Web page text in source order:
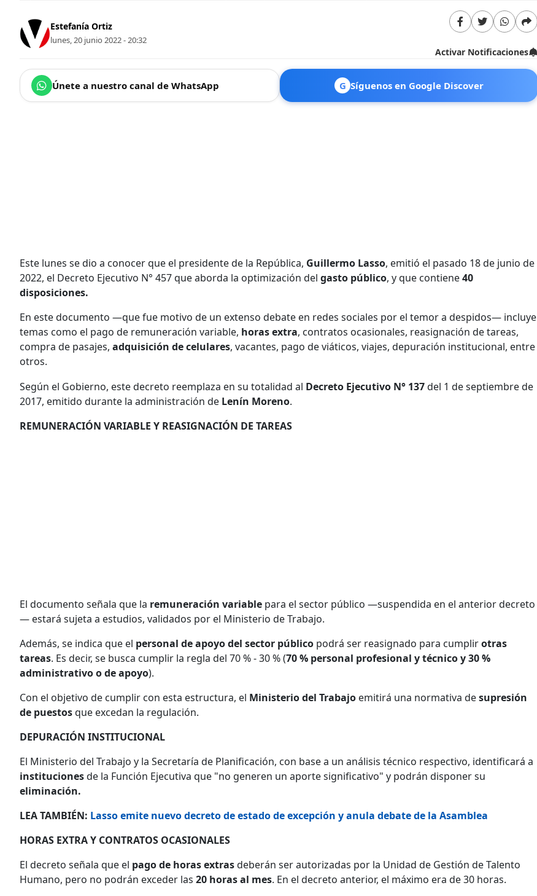
Estefanía Ortiz
lunes, 20 junio 2022 - 20:32
Activar Notificaciones
Únete a nuestro canal de WhatsApp G Síguenos en Google Discover
Este lunes se dio a conocer que el presidente de la República, Guillermo Lasso, emitió el pasado 18 de junio de
2022, el Decreto Ejecutivo N° 457 que aborda la optimización del gasto público, y que contiene40
disposiciones.
En este documento —que fue motivo de un extenso debate en redes sociales por el temor a despidos— incluye
temas como el pago de remuneración variable, horas extra, contratos ocasionales, reasignación de tareas,
compra de pasajes, adquisición de celulares, vacantes, pago de viáticos, viajes, depuración institucional, entre
otros.
Según el Gobierno, este decreto reemplaza en su totalidad al Decreto Ejecutivo N° 137del 1 de septiembre de
2017, emitido durante la administración de Lenín Moreno.
REMUNERACIÓN VARIABLE Y REASIGNACIÓN DE TAREAS
El documento señala que la remuneración variable para el sector público —suspendida en el anterior decreto
— estará sujeta a estudios, validados por el Ministerio de Trabajo.
Además, se indica que el personal de apoyo del sector público podrá ser reasignado para cumplirotras
tareas. Es decir, se busca cumplir la regla del 70 % - 30 % (70 % personal profesional y técnico y 30 %
administrativo o de apoyo).
Con el objetivo de cumplir con esta estructura, el Ministerio del Trabajo emitirá una normativa desupresión
de puestosque excedan la regulación.
DEPURACIÓN INSTITUCIONAL
El Ministerio del Trabajo y la Secretaría de Planificación, con base a un análisis técnico respectivo, identificará a
institucionesde la Función Ejecutiva que "no generen un aporte significativo" y podrán disponer su
eliminación.
LEA TAMBIÉN: Lasso emite nuevo decreto de estado de excepción y anula debate de la Asamblea
HORAS EXTRA Y CONTRATOS OCASIONALES
El decreto señala que el pago de horas extrasdeberán ser autorizadas por la Unidad de Gestión de Talento
Humano, pero no podrán exceder las 20 horas al mes. En el decreto anterior, el máximo era de 30 horas.